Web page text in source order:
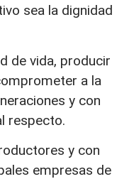
sea la dignidad
de vida, producir
a la
y con
respecto.
y con
empresas de